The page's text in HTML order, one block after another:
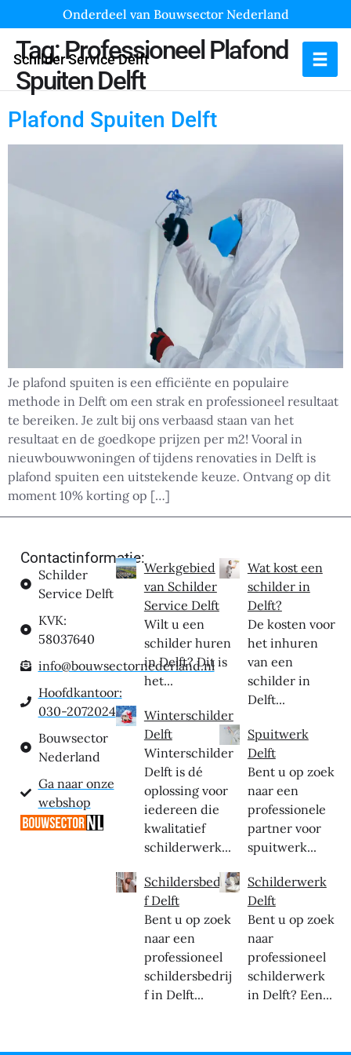
Onderdeel van Bouwsector Nederland
Schilder Service Delft
Tag:Professioneel Plafond
Spuiten Delft
Plafond Spuiten Delft
Je plafond spuiten is een efficiënte en populaire
methode in Delft om een strak en professioneel resultaat
te bereiken. Je zult bij ons verbaasd staan van het
resultaat en de goedkope prijzen per m2! Vooral in
nieuwbouwwoningen of tijdens renovaties in Delft is
plafond spuiten een uitstekende keuze. Ontvang op dit
moment 10% korting op […]
Contactinformatie:
Schilder
Service Delft
KVK:
58037640
info@bouwsectornederland.nl
Hoofdkantoor:
030-2072024
Bouwsector
Nederland
Ga naar onze
webshop
Werkgebied
van Schilder
Service Delft
Wilt u een
schilder huren
in Delft? Dit is
het...
Winterschilder
Delft
Winterschilder
Delft is dé
oplossing voor
iedereen die
kwalitatief
schilderwerk...
Schildersbedrij
f Delft
Bent u op zoek
naar een
professioneel
schildersbedrij
f in Delft...
Wat kost een
schilder in
Delft?
De kosten voor
het inhuren
van een
schilder in
Delft...
Spuitwerk
Delft
Bent u op zoek
naar een
professionele
partner voor
spuitwerk...
Schilderwerk
Delft
Bent u op zoek
naar
professioneel
schilderwerk
in Delft? Een...